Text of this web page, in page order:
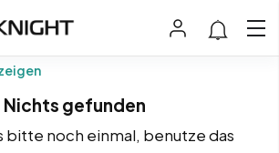
Nichts gefunden
bitte noch einmal, benutze das